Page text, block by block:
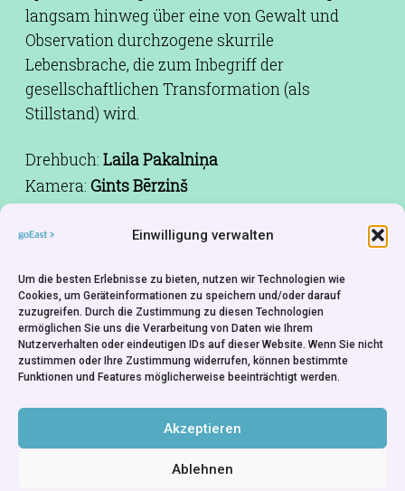
Einwilligung verwalten
Um die besten Erlebnisse zu bieten, nutzen wir Technologien wie
Cookies, um Geräteinformationen zu speichern und/oder darauf
zuzugreifen. Durch die Zustimmung zu diesen Technologien
ermöglichen Sie uns die Verarbeitung von Daten wie Ihrem
Nutzerverhalten oder eindeutigen IDs auf dieser Website. Wenn Sie nicht
zustimmen oder Ihre Zustimmung widerrufen, können bestimmte
Funktionen und Features möglicherweise beeinträchtigt werden.
Akzeptieren
Ablehnen
langsam hinweg über eine von Gewalt und
Observation durchzogene skurrile
Lebensbrache, die zum Inbegriff der
gesellschaftlichen Transformation (als
Stillstand) wird.
Drehbuch: Laila Pakalniņa
Kamera: Gints Bērzinš
Ton:
Anrijs Krenbergs
Grossmans, Jaan Tätte
Produktion:Christoph Meyer-Wiel
Produktionsfirma:Black Forest Films, Hargla
Company
National Film Centre of Latvia